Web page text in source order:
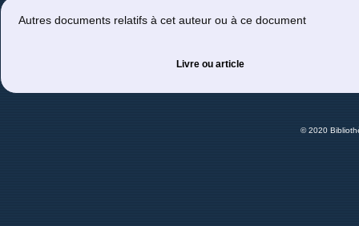
Autres documents relatifs à cet auteur ou à ce document
Livre ou article
© 2020